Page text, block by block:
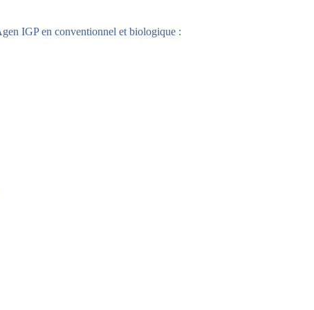
IGP en conventionnel et biologique :